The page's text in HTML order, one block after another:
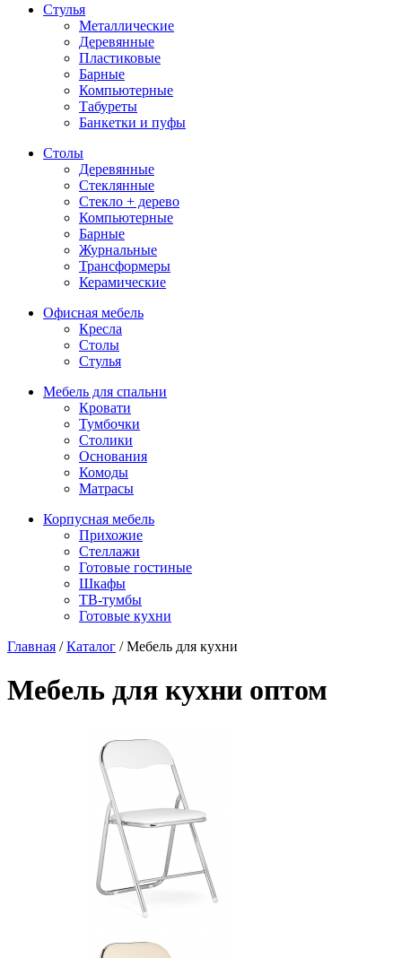
Стулья
Металлические
Деревянные
Пластиковые
Барные
Компьютерные
Табуреты
Банкетки и пуфы
Столы
Деревянные
Стеклянные
Стекло + дерево
Компьютерные
Барные
Журнальные
Трансформеры
Керамические
Офисная мебель
Кресла
Столы
Стулья
Мебель для спальни
Кровати
Тумбочки
Столики
Основания
Комоды
Матрасы
Корпусная мебель
Прихожие
Стеллажи
Готовые гостиные
Шкафы
ТВ-тумбы
Готовые кухни
Главная /Каталог /Мебель для кухни
Мебель для кухни оптом